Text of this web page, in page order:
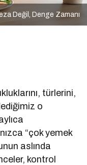
Değil, Denge Zamanı
türlerini,
o
“çok yemek
aslında
kontrol